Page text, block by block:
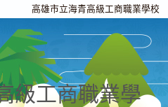
高雄市立海青高級工商職業學校
級工商職業學